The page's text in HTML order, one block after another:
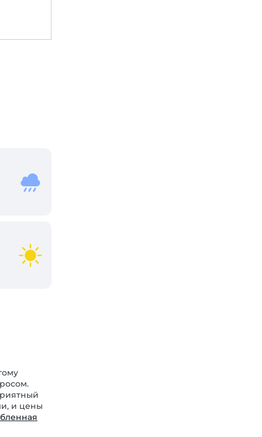
и цены